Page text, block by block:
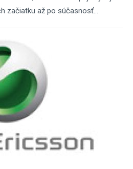
začiatku až po súčasnosť...